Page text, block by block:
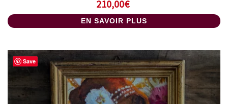
210,00€
EN SAVOIR PLUS
Save